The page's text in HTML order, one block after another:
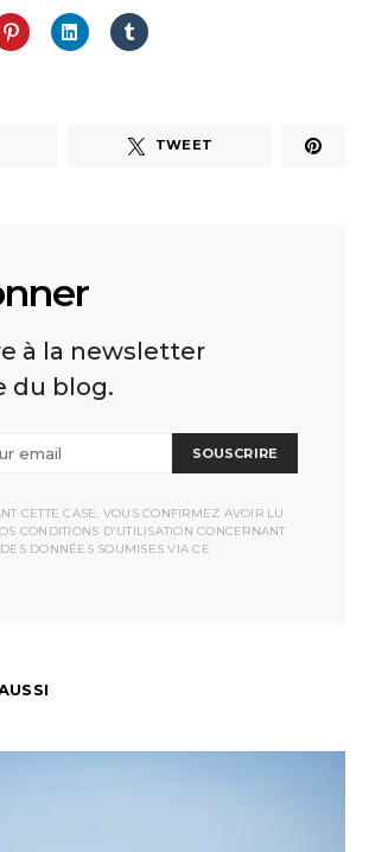
TWEET
à la newsletter
du blog.
SOUSCRIRE
CETTE CASE, VOUS CONFIRMEZ AVOIR LU
CONDITIONS D'UTILISATION CONCERNANT
DONNÉES SOUMISES VIA CE